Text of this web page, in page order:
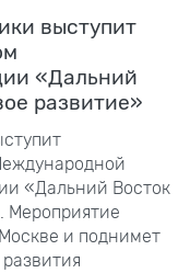
выступит
«Дальний
развитие»
«Дальний Восток
Мероприятие
и поднимет